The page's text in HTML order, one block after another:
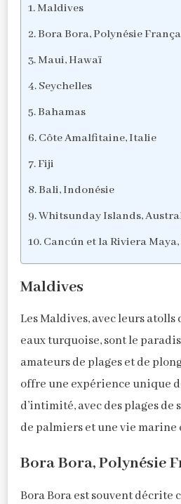
Maldives
Bora Bora, Polynésie
Maui, Hawaï
Seychelles
Bahamas
Côte Amalfitaine, Italie
Fiji
Bali, Indonésie
Whitsunday Islands,
Cancún et la Riviera
Maldives
Les Maldives, avec leurs
eaux turquoise, sont le
amateurs de plages et de
offre une expérience unique
d’intimité, avec des plages de
de palmiers et une vie marine
Bora Bora, Polynésie
Bora Bora est souvent décrite